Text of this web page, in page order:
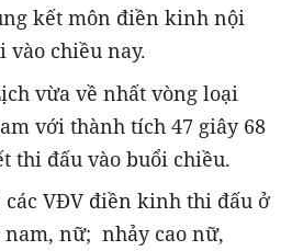
kết môn điền kinh nội
vào chiều nay.
vừa về nhất vòng loại
với thành tích 47 giây 68
thi đấu vào buổi chiều.
các VĐV điền kinh thi đấu ở
nam, nữ; nhảy cao nữ,